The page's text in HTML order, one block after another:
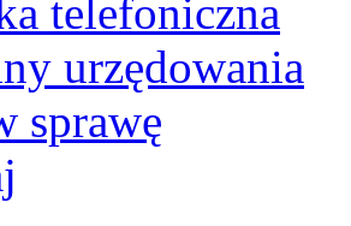
telefoniczna
urzędowania
sprawę